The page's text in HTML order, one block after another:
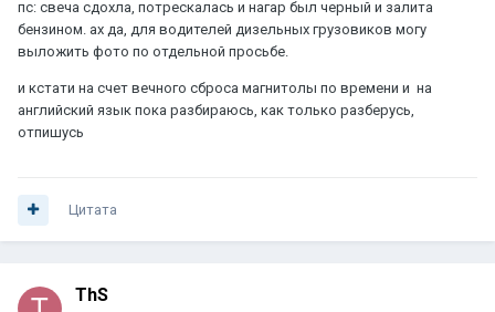
пс: свеча сдохла, потрескалась и нагар был черный и залита
бензином. ах да, для водителей дизельных грузовиков могу
выложить фото по отдельной просьбе.
и кстати на счет вечного сброса магнитолы по времени и на
английский язык пока разбираюсь, как только разберусь,
отпишусь
Цитата
ThS